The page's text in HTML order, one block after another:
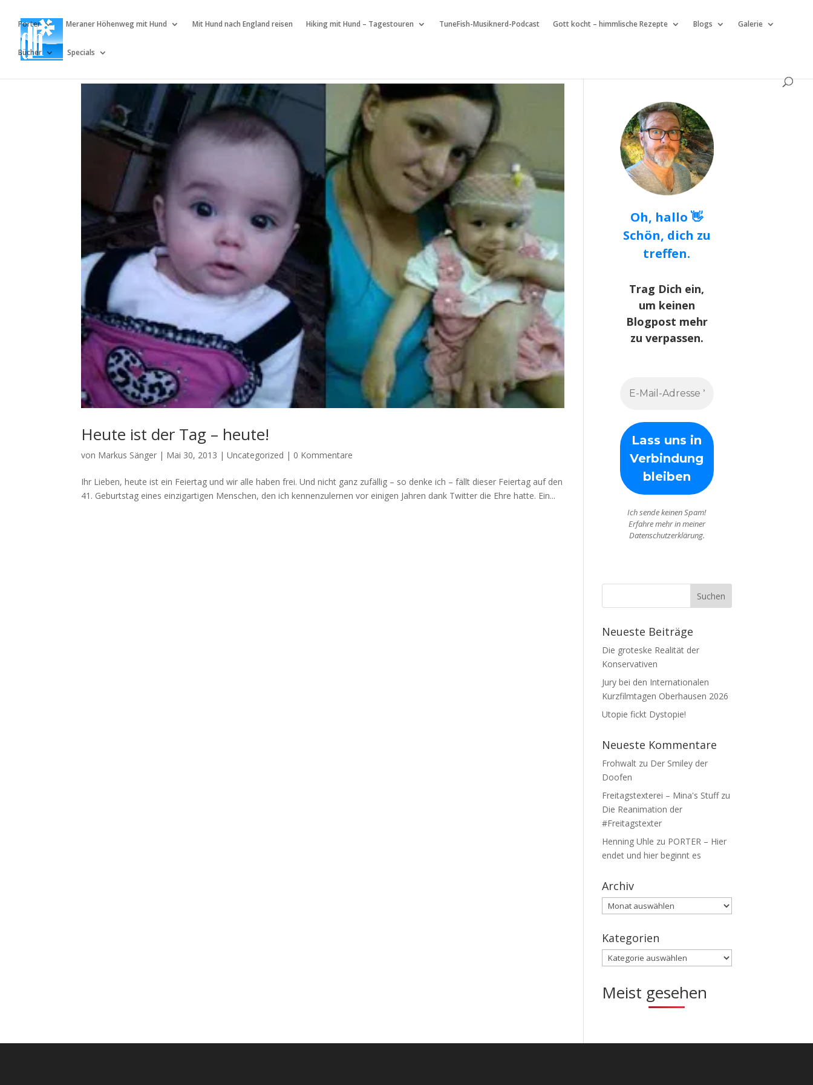
Porter Meraner Höhenweg mit Hund Mit Hund nach England reisen Hiking mit Hund – Tagestouren TuneFish-Musiknerd-Podcast Gott kocht – himmlische Rezepte Blogs Galerie
Bücher Specials
Heute ist der Tag – heute!
von Markus Sänger | Mai 30, 2013 |Uncategorized | 0 Kommentare
Ihr Lieben, heute ist ein Feiertag und wir alle haben frei. Und nicht ganz zufällig – so denke ich – fällt dieser Feiertag auf den
41. Geburtstag eines einzigartigen Menschen, den ich kennenzulernen vor einigen Jahren dank Twitter die Ehre hatte. Ein...
Oh, hallo 👋
Schön, dich zu
treffen.
Trag Dich ein,
um keinen
Blogpost mehr
zu verpassen.
Ich sende keinen Spam!
Erfahre mehr in meiner
Datenschutzerklärung.
Neueste Beiträge
Die groteske Realität der
Konservativen
Jury bei den Internationalen
Kurzfilmtagen Oberhausen 2026
Utopie fickt Dystopie!
Neueste Kommentare
Frohwaltzu Der Smiley der
Doofen
Freitagstexterei – Mina's Stuffzu
Die Reanimation der
#Freitagstexter
Henning Uhle zu PORTER – Hier
endet und hier beginnt es
Archiv
Archiv
Kategorien
Kategorien
Meist gesehen